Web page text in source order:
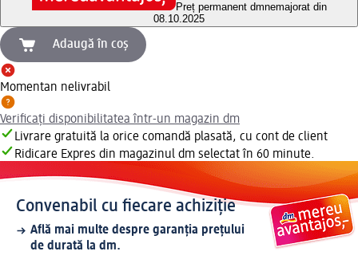
Preț permanent dmnemajorat din
08.10.2025
Adaugă în coș
Momentan nelivrabil
Verificați disponibilitatea într-un magazin dm
Livrare gratuită la orice comandă plasată, cu cont de client
Ridicare Expres din magazinul dm selectat în 60 minute.
Convenabil cu fiecare achiziție
Află mai multe despre garanția prețului
de durată la dm.